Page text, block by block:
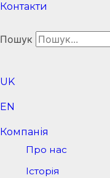
Контакти
Пошук
UK
EN
Компанія
Про нас
Історія